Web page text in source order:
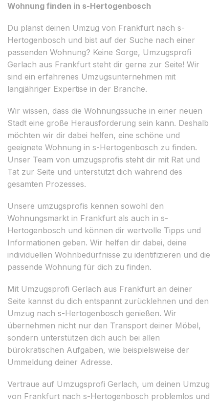
Wohnung finden in s-Hertogenbosch
Du planst deinen Umzug von Frankfurt nach s-
Hertogenbosch und bist auf der Suche nach einer
passenden Wohnung? Keine Sorge, Umzugsprofi
Gerlach aus Frankfurt steht dir gerne zur Seite! Wir
sind ein erfahrenes Umzugsunternehmen mit
langjähriger Expertise in der Branche.
Wir wissen, dass die Wohnungssuche in einer neuen
Stadt eine große Herausforderung sein kann. Deshalb
möchten wir dir dabei helfen, eine schöne und
geeignete Wohnung in s-Hertogenbosch zu finden.
Unser Team von umzugsprofis steht dir mit Rat und
Tat zur Seite und unterstützt dich während des
gesamten Prozesses.
Unsere umzugsprofis kennen sowohl den
Wohnungsmarkt in Frankfurt als auch in s-
Hertogenbosch und können dir wertvolle Tipps und
Informationen geben. Wir helfen dir dabei, deine
individuellen Wohnbedürfnisse zu identifizieren und die
passende Wohnung für dich zu finden.
Mit Umzugsprofi Gerlach aus Frankfurt an deiner
Seite kannst du dich entspannt zurücklehnen und den
Umzug nach s-Hertogenbosch genießen. Wir
übernehmen nicht nur den Transport deiner Möbel,
sondern unterstützen dich auch bei allen
bürokratischen Aufgaben, wie beispielsweise der
Ummeldung deiner Adresse.
Vertraue auf Umzugsprofi Gerlach, um deinen Umzug
von Frankfurt nach s-Hertogenbosch problemlos und